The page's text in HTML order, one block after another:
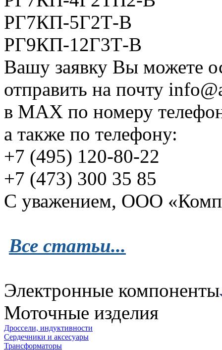
РГ7КП-5Г2Т-В
РГ9КП-12Г3Т-В
Вашу заявку Вы можете
отправить на почту
в MAX по номеру
а также по телефону:
+7 (495) 120-80-22
+7 (473) 300 35 85
С уважением, ООО
Все статьи...
Электронные компоненты
Моточные изделия
Дроссели, индуктивности
Сердечники и аксесуары
Трансформаторы